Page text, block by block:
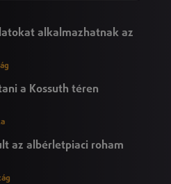
alkalmazhatnak az
a Kossuth téren
az albérletpiaci roham